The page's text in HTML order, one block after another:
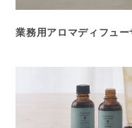
業務用アロマディフュ